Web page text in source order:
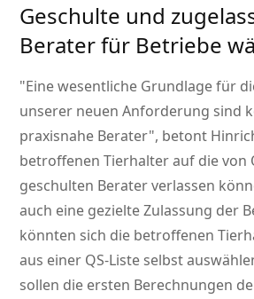
Geschulte und
Berater für Betriebe
Eine wesentliche Grundlage für
unserer neuen Anforderung sind
praxisnahe Berater , betont
betroffenen Tierhalter auf die von
geschulten Berater verlassen
auch eine gezielte Zulassung der
könnten sich die betroffenen
aus einer QS-Liste selbst
sollen die ersten Berechnungen